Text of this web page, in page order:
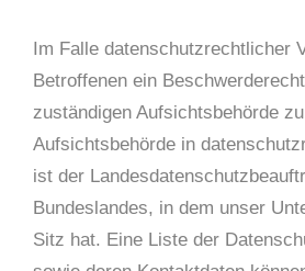
Im Falle datenschutzrechtlicher
Betroffenen ein
zuständigen Aufsichtsbehörde
Aufsichtsbehörde in
ist der
Bundeslandes, in dem unser
Sitz hat. Eine Liste der